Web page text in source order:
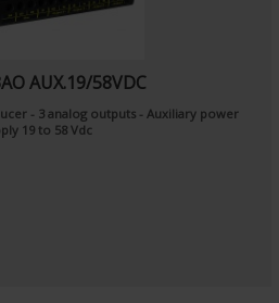
AUX.19/58VDC
- 3 analog outputs - Auxiliary power
19 to 58 Vdc